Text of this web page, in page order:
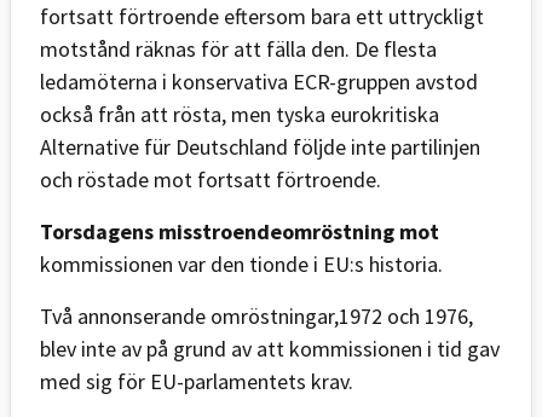
fortsatt förtroende eftersom bara ett uttryckligt
motstånd räknas för att fälla den. De flesta
ledamöterna i konservativa ECR-gruppen avstod
också från att rösta, men tyska eurokritiska
Alternative für Deutschland följde inte partilinjen
och röstade mot fortsatt förtroende.
Torsdagens misstroendeomröstning mot
kommissionen var den tionde i EU:s historia.
Två annonserande omröstningar,1972 och 1976,
blev inte av på grund av att kommissionen i tid gav
med sig för EU-parlamentets krav.